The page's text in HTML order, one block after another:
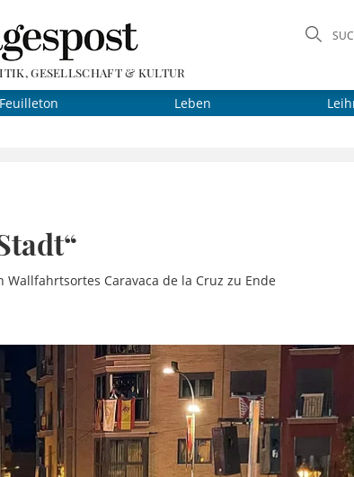
GESELLSCHAFT & KULTUR
Feuilleton Leben
Caravaca de la Cruz zu Ende